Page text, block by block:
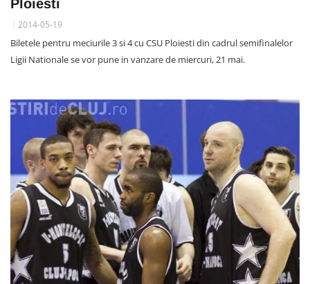
Ploiesti
2014-05-19
Biletele pentru meciurile 3 si 4 cu CSU Ploiesti din cadrul semifinalelor
Ligii Nationale se vor pune in vanzare de miercuri, 21 mai.